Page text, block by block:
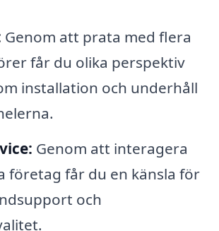
Genom att prata med flera
får du olika perspektiv
installation och underhåll
Genom att interagera
företag får du en känsla för
och